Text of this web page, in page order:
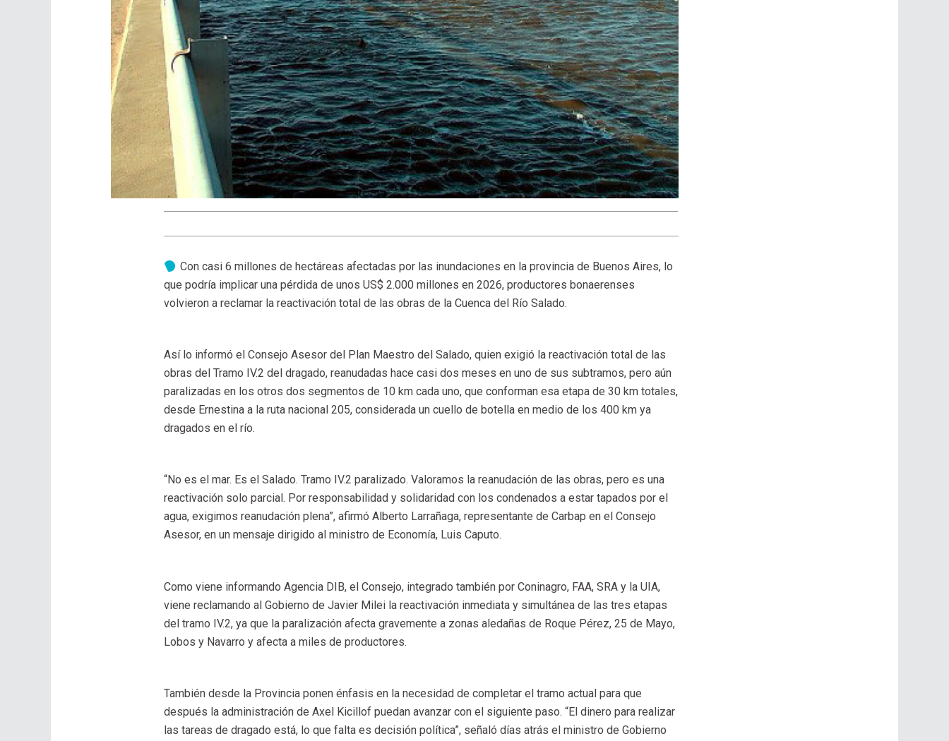
Con casi 6 millones de hectáreas afectadas por las inundaciones en la provincia de Buenos Aires, lo
que podría implicar una pérdida de unos US$ 2.000 millones en 2026, productores bonaerenses
volvieron a reclamar la reactivación total de las obras de la Cuenca del Río Salado.
Así lo informó el Consejo Asesor del Plan Maestro del Salado, quien exigió la reactivación total de las
obras del Tramo IV.2 del dragado, reanudadas hace casi dos meses en uno de sus subtramos, pero aún
paralizadas en los otros dos segmentos de 10 km cada uno, que conforman esa etapa de 30 km totales,
desde Ernestina a la ruta nacional 205, considerada un cuello de botella en medio de los 400 km ya
dragados en el río.
“No es el mar. Es el Salado. Tramo IV.2 paralizado. Valoramos la reanudación de las obras, pero es una
reactivación solo parcial. Por responsabilidad y solidaridad con los condenados a estar tapados por el
agua, exigimos reanudación plena”, afirmó Alberto Larrañaga, representante de Carbap en el Consejo
Asesor, en un mensaje dirigido al ministro de Economía, Luis Caputo.
Como viene informando Agencia DIB, el Consejo, integrado también por Coninagro, FAA, SRA y la UIA,
viene reclamando al Gobierno de Javier Milei la reactivación inmediata y simultánea de las tres etapas
del tramo IV.2, ya que la paralización afecta gravemente a zonas aledañas de Roque Pérez, 25 de Mayo,
Lobos y Navarro y afecta a miles de productores.
También desde la Provincia ponen énfasis en la necesidad de completar el tramo actual para que
después la administración de Axel Kicillof puedan avanzar con el siguiente paso. “El dinero para realizar
las tareas de dragado está, lo que falta es decisión política”, señaló días atrás el ministro de Gobierno